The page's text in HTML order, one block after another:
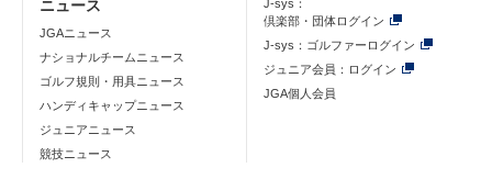
ニュース
JGAニュース
ナショナルチームニュース
ゴルフ規則・用具ニュース
ハンディキャップニュース
ジュニアニュース
競技ニュース
J-sys：
倶楽部・団体ログイン
J-sys：ゴルファーログイン
ジュニア会員：ログイン
JGA個人会員